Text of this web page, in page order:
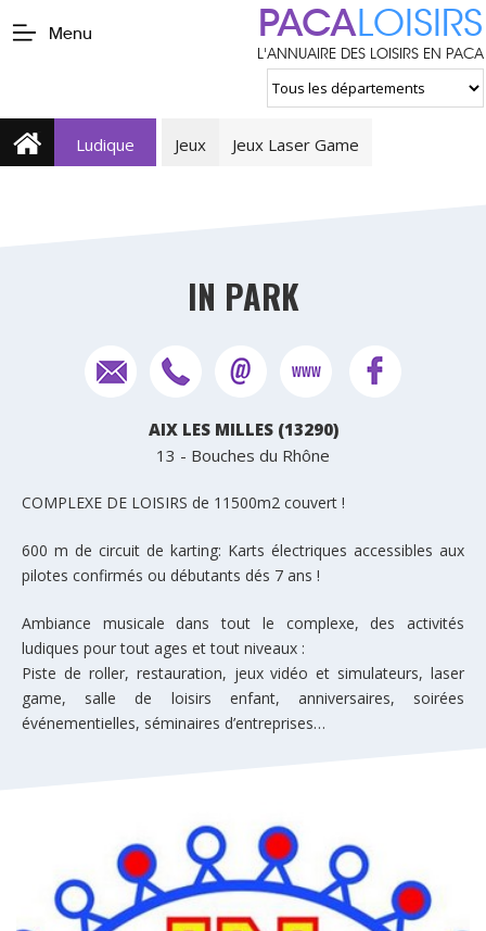
Menu PACALOISIRS
L'ANNUAIRE DES LOISIRS EN PACA
Ludique Jeux Jeux Laser Game
IN PARK
AIX LES MILLES (13290)
13 - Bouches du Rhône
COMPLEXE DE LOISIRS de 11500m2 couvert !
600 m de circuit de karting: Karts électriques accessibles aux
pilotes confirmés ou débutants dés 7 ans !
Ambiance musicale dans tout le complexe, des activités
ludiques pour tout ages et tout niveaux :
Piste de roller, restauration, jeux vidéo et simulateurs, laser
game, salle de loisirs enfant, anniversaires, soirées
événementielles, séminaires d’entreprises…